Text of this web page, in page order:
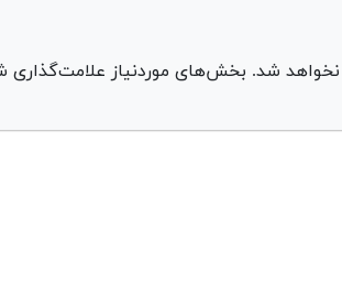
شد. بخش‌های موردنیاز علامت‌گذاری